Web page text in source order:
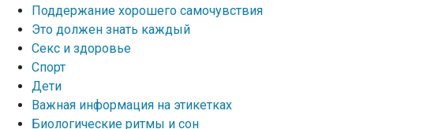
Поддержание хорошего самочувствия
Это должен знать каждый
Секс и здоровье
Спорт
Дети
Важная информация на этикетках
Биологические ритмы и сон